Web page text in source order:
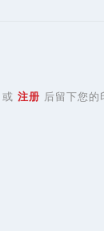
或 注册 后留下您的